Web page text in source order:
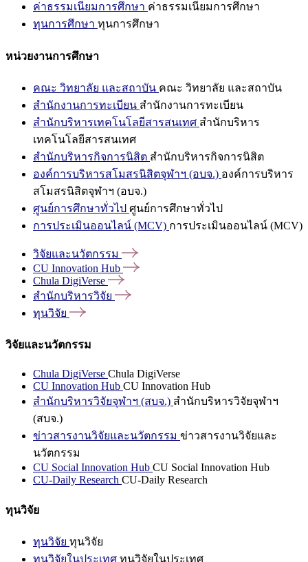
ค่าธรรมเนียมการศึกษา ค่าธรรมเนียมการศึกษา
ทุนการศึกษา ทุนการศึกษา
หน่วยงานการศึกษา
คณะ วิทยาลัย และสถาบัน คณะ วิทยาลัย และสถาบัน
สำนักงานการทะเบียน สำนักงานการทะเบียน
สำนักบริหารเทคโนโลยีสารสนเทศ สำนักบริหาร
เทคโนโลยีสารสนเทศ
สำนักบริหารกิจการนิสิต สำนักบริหารกิจการนิสิต
องค์การบริหารสโมสรนิสิตจุฬาฯ (อบจ.) องค์การบริหาร
สโมสรนิสิตจุฬาฯ (อบจ.)
ศูนย์การศึกษาทั่วไป ศูนย์การศึกษาทั่วไป
การประเมินออนไลน์ (MCV) การประเมินออนไลน์ (MCV)
วิจัยและนวัตกรรม
CU Innovation Hub
Chula DigiVerse
สำนักบริหารวิจัย
ทุนวิจัย
วิจัยและนวัตกรรม
Chula DigiVerse Chula DigiVerse
CU Innovation Hub CU Innovation Hub
สำนักบริหารวิจัยจุฬาฯ (สบจ.) สำนักบริหารวิจัยจุฬาฯ
(สบจ.)
ข่าวสารงานวิจัยและนวัตกรรม ข่าวสารงานวิจัยและ
นวัตกรรม
CU Social Innovation Hub CU Social Innovation Hub
CU-Daily Research CU-Daily Research
ทุนวิจัย
ทุนวิจัย ทุนวิจัย
ทุนวิจัยในประเทศ ทุนวิจัยในประเทศ